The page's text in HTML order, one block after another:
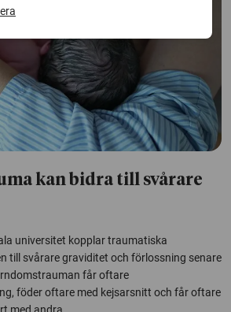
kan bidra till svårare
universitet kopplar traumatiska
till svårare graviditet och förlossning senare
får oftare
föder oftare med kejsarsnitt och får oftare